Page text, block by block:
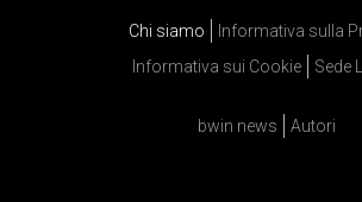
Chi siamo
Informativa sulla
Informativa sui Cookie
Sede
bwin news Autori